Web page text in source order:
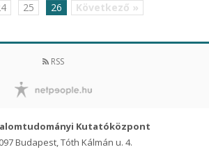
25 26 Következő »
RSS
Kutatóközpont
Budapest, Tóth Kálmán u. 4.